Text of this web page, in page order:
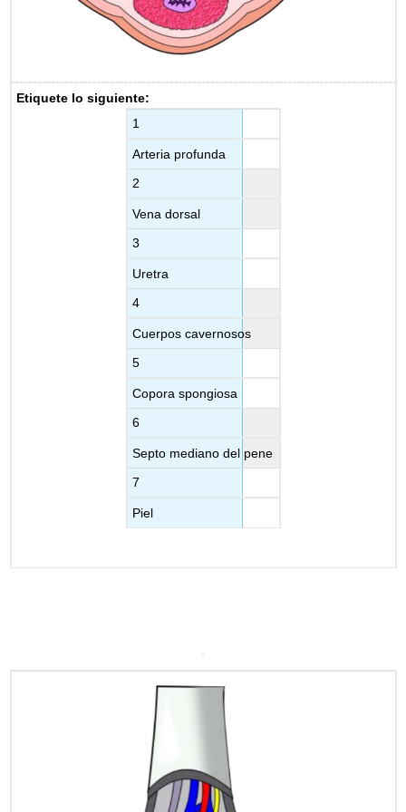
(\PageIndex{5}\)
Histología
(\PageIndex{1}\)
Etiquete lo siguiente:
1
Arteria profunda
2
Vena dorsal
3
Uretra
4
Cuerpos cavernosos
5
Copora spongiosa
6
Septo mediano del pene
7
Piel